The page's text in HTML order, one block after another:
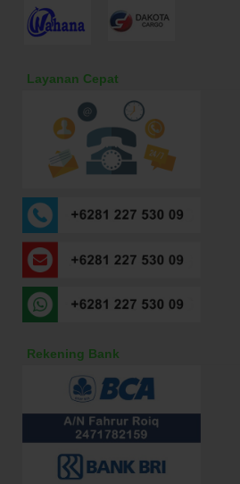
Layanan Cepat
Rekening Bank